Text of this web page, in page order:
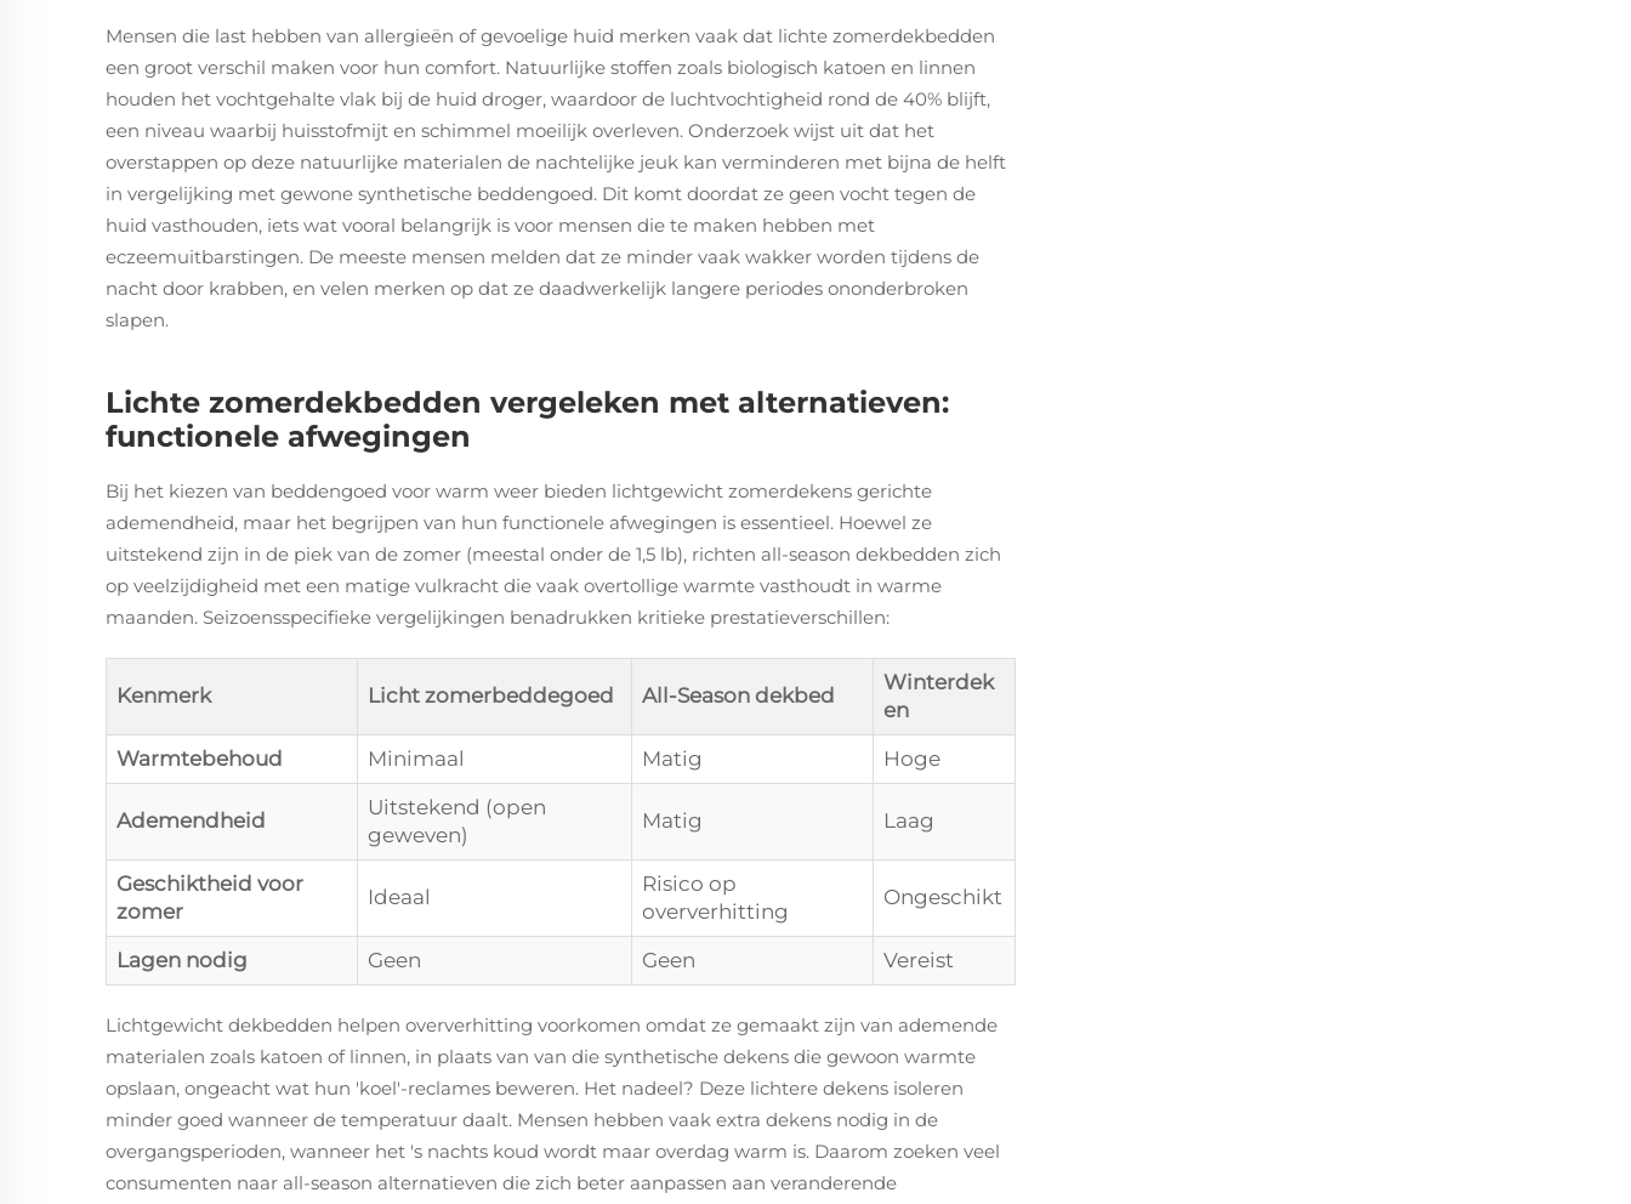
Mensen die last hebben van allergieën of gevoelige huid merken vaak dat lichte zomerdekbedden
een groot verschil maken voor hun comfort. Natuurlijke stoffen zoals biologisch katoen en linnen
houden het vochtgehalte vlak bij de huid droger, waardoor de luchtvochtigheid rond de 40% blijft,
een niveau waarbij huisstofmijt en schimmel moeilijk overleven. Onderzoek wijst uit dat het
overstappen op deze natuurlijke materialen de nachtelijke jeuk kan verminderen met bijna de helft
in vergelijking met gewone synthetische beddengoed. Dit komt doordat ze geen vocht tegen de
huid vasthouden, iets wat vooral belangrijk is voor mensen die te maken hebben met
eczeemuitbarstingen. De meeste mensen melden dat ze minder vaak wakker worden tijdens de
nacht door krabben, en velen merken op dat ze daadwerkelijk langere periodes ononderbroken
slapen.
Lichte zomerdekbedden vergeleken met alternatieven:
functionele afwegingen
Bij het kiezen van beddengoed voor warm weer bieden lichtgewicht zomerdekens gerichte
ademendheid, maar het begrijpen van hun functionele afwegingen is essentieel. Hoewel ze
uitstekend zijn in de piek van de zomer (meestal onder de 1,5 lb), richten all-season dekbedden zich
op veelzijdigheid met een matige vulkracht die vaak overtollige warmte vasthoudt in warme
maanden. Seizoensspecifieke vergelijkingen benadrukken kritieke prestatieverschillen:
Kenmerk Licht zomerbeddegoed All-Season dekbed
Winterdek
en
Warmtebehoud
Minimaal Matig Hoge
Ademendheid
Uitstekend (open
geweven)
Matig Laag
Geschiktheid voor
zomer
Ideaal
Risico op
oververhitting
Ongeschikt
Lagen nodig Geen Geen Vereist
Lichtgewicht dekbedden helpen oververhitting voorkomen omdat ze gemaakt zijn van ademende
materialen zoals katoen of linnen, in plaats van van die synthetische dekens die gewoon warmte
opslaan, ongeacht wat hun 'koel'-reclames beweren. Het nadeel? Deze lichtere dekens isoleren
minder goed wanneer de temperatuur daalt. Mensen hebben vaak extra dekens nodig in de
overgangsperioden, wanneer het 's nachts koud wordt maar overdag warm is. Daarom zoeken veel
consumenten naar all-season alternatieven die zich beter aanpassen aan veranderende